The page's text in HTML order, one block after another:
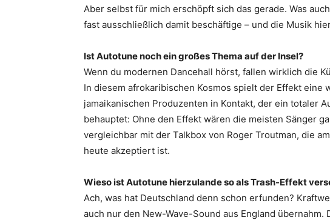
Aber selbst für mich erschöpft sich das gerade. Was
fast ausschließlich damit beschäftige – und die Musik
Ist Autotune noch ein großes Thema auf der Insel?
Wenn du modernen Dancehall hörst, fallen wirklich die
In diesem afrokaribischen Kosmos spielt der Effekt eine
jamaikanischen Produzenten in Kontakt, der ein totaler
behauptet: Ohne den Effekt wären die meisten Sänger
vergleichbar mit der Talkbox von Roger Troutman, die
heute akzeptiert ist.
Wieso ist Autotune hierzulande so als Trash-Effekt
Ach, was hat Deutschland denn schon erfunden?
auch nur den New-Wave-Sound aus England